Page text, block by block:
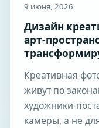
9 июня, 2026
Дизайн
арт-
Креативная
живут по
художники-
камеры, а не